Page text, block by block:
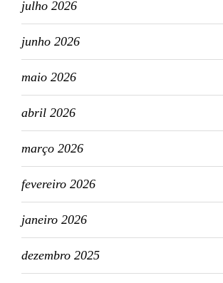
julho 2026
junho 2026
maio 2026
abril 2026
março 2026
fevereiro 2026
janeiro 2026
dezembro 2025